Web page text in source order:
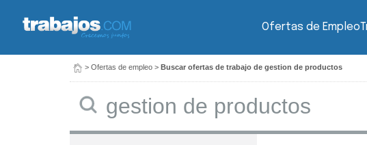
Ofertas de Empleo
> Ofertas de empleo > Buscar ofertas de trabajo de gestion de productos